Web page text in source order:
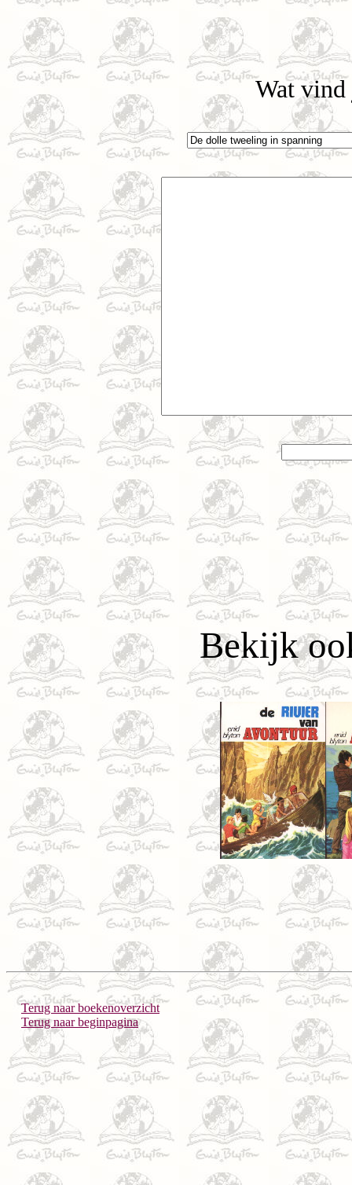
Wat
Bekijk
Terug naar boekenoverzicht
Terug naar beginpagina